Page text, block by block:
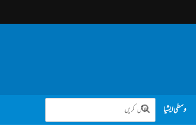
وسطی ایشیا